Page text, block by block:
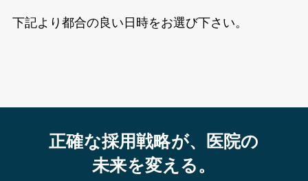
下記より都合の良い日時をお選び下さい。
正確な採用戦略が、医院の
未来を変える。